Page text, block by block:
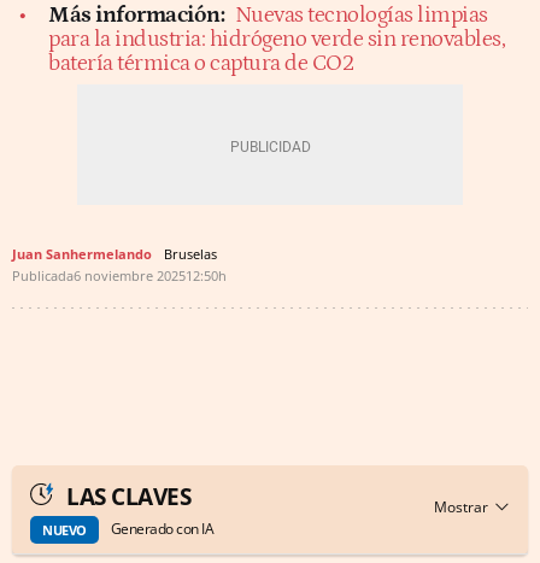
Más información: Nuevas tecnologías limpias
para la industria: hidrógeno verde sin renovables,
batería térmica o captura de CO2
Juan Sanhermelando
Bruselas
Publicada6 noviembre 202512:50h
LAS CLAVES
NUEVO Generado con IA